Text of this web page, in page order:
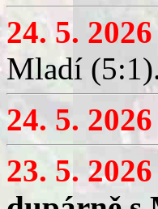
24. 5.
Mladí
24. 5.
23. 5.